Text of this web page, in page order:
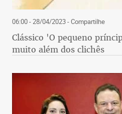
06:00 - 28/04/2023- Compartilhe
Clássico 'O pequeno
muito além dos clichês